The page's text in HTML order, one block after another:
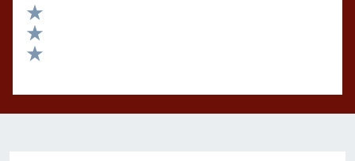
Valuta 4 stelle su 5
Valuta 3 stelle su 5
Valuta 2 stelle su 5